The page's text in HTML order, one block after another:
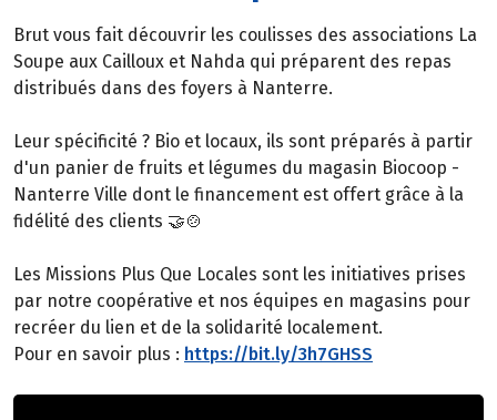
Brut vous fait découvrir les coulisses des associations La
Soupe aux Cailloux et Nahda qui préparent des repas
distribués dans des foyers à Nanterre.
Leur spécificité ? Bio et locaux, ils sont préparés à partir
d'un panier de fruits et légumes du magasin Biocoop -
Nanterre Ville dont le financement est offert grâce à la
fidélité des clients 🤝🍲
Les Missions Plus Que Locales sont les initiatives prises
par notre coopérative et nos équipes en magasins pour
recréer du lien et de la solidarité localement.
Pour en savoir plus : https://bit.ly/3h7GHSS